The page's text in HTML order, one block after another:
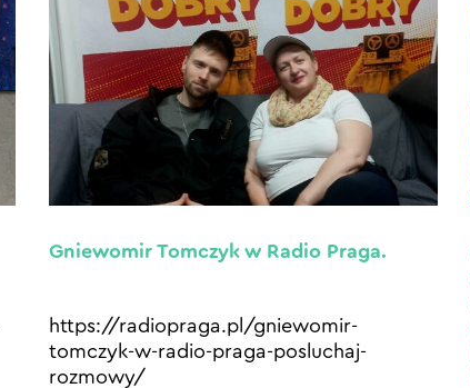
Gniewomir Tomczyk w Radio Praga.
https://radiopraga.pl/gniewomir-
tomczyk-w-radio-praga-posluchaj-
rozmowy/